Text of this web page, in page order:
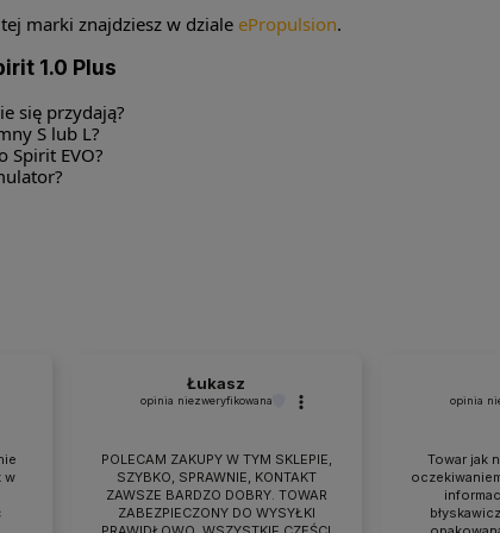
marki znajdziesz w dziale ePropulsion.
1.0 Plus
się przydają?
S lub L?
Spirit EVO?
w
Łukasz
opinia niezweryfikowana
POLECAM ZAKUPY W TYM SKLEPIE,
SZYBKO, SPRAWNIE, KONTAKT
ZAWSZE BARDZO DOBRY. TOWAR
ZABEZPIECZONY DO WYSYŁKI
opinia
Towar jak